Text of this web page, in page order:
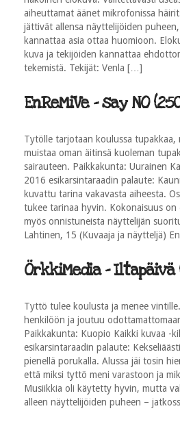
aiheuttamat äänet mikrofonissa
jättivät allensa näyttelijöiden
kannattaa asia ottaa huomioon.
kuva ja tekijöiden kannattaa
tekemistä. Tekijät: Venla […]
EnReMiVe - say NO
Tytölle tarjotaan koulussa
muistaa oman äitinsä kuoleman
sairauteen. Paikkakunta: Uurainen
2016 esikarsintaraadin palaute:
kuvattu tarina vakavasta aiheesta.
tukee tarinaa hyvin. Kokonaisuus
myös onnistuneista näyttelijän
Lahtinen, 15 (Kuvaaja ja näytteljä)
ÖrkkiMedia - Iltapäivä
Tyttö tulee koulusta ja menee
henkilöön ja joutuu
Paikkakunta: Kuopio Kaikki kuvaa -
esikarsintaraadin palaute:
pienellä porukalla. Alussa jäi tosin
että miksi tyttö meni varastoon ja
Musiikkia oli käytetty hyvin, mutta
alleen näyttelijöiden puheen –